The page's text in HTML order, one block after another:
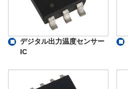
デジタル出力温度センサー
IC